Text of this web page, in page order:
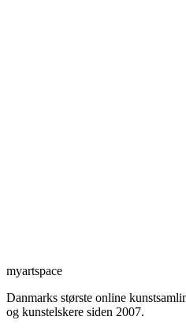
myartspace
Danmarks største online
og kunstelskere siden 2007.